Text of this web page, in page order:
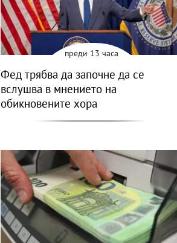
преди 13 часа
Фед трябва да започне да се
вслушва в мнението на
обикновените хора